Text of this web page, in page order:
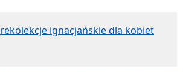
rekolekcje ignacjańskie dla kobiet